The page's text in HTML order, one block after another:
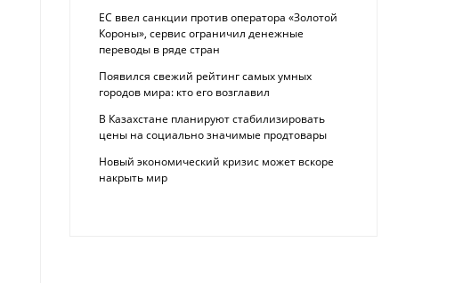
ЕС ввел санкции против оператора «Золотой
Короны», сервис ограничил денежные
переводы в ряде стран
Появился свежий рейтинг самых умных
городов мира: кто его возглавил
В Казахстане планируют стабилизировать
цены на социально значимые продтовары
Новый экономический кризис может вскоре
накрыть мир